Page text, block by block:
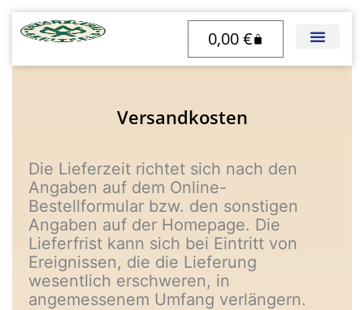
Zum
Inhalt
0,00€Warenkorb
Versandkosten
Die Lieferzeit richtet sich nach den
Angaben auf dem Online-
Bestellformular bzw. den sonstigen
Angaben auf der Homepage. Die
Lieferfrist kann sich bei Eintritt von
Ereignissen, die die Lieferung
wesentlich erschweren, in
angemessenem Umfang verlängern.